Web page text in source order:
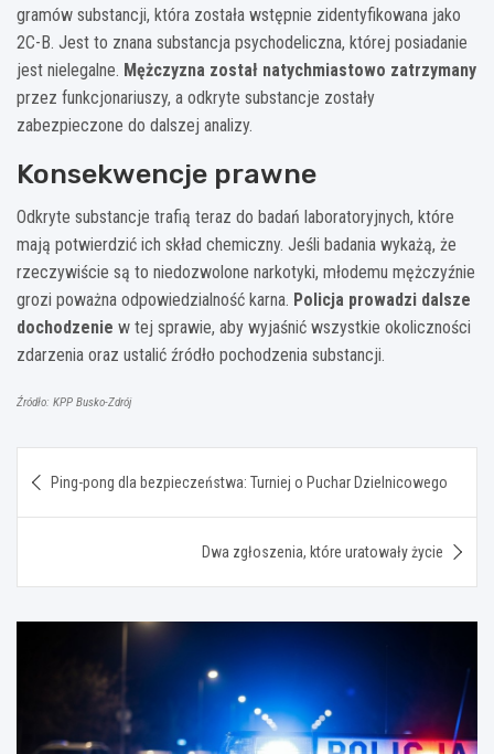
gramów substancji, która została wstępnie zidentyfikowana jako
2C-B. Jest to znana substancja psychodeliczna, której posiadanie
jest nielegalne. Mężczyzna został natychmiastowo zatrzymany
przez funkcjonariuszy, a odkryte substancje zostały
zabezpieczone do dalszej analizy.
Konsekwencje prawne
Odkryte substancje trafią teraz do badań laboratoryjnych, które
mają potwierdzić ich skład chemiczny. Jeśli badania wykażą, że
rzeczywiście są to niedozwolone narkotyki, młodemu mężczyźnie
grozi poważna odpowiedzialność karna. Policja prowadzi dalsze
dochodzenie w tej sprawie, aby wyjaśnić wszystkie okoliczności
zdarzenia oraz ustalić źródło pochodzenia substancji.
Źródło: KPP Busko-Zdrój
wpisu
Ping-pong dla bezpieczeństwa: Turniej o Puchar Dzielnicowego
Dwa zgłoszenia, które uratowały życie